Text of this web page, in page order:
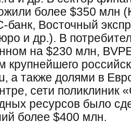
более $350 млн
банк, Восточный
и др.). В
на $230 млн,
крупнейшего
а также долями в
сети поликлиник
ресурсов было
более $400 млн.